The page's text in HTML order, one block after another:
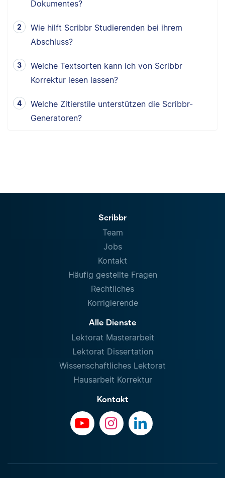
Dokumentes?
Wie hilft Scribbr Studierenden bei ihrem
Abschluss?
Welche Textsorten kann ich von Scribbr
Korrektur lesen lassen?
Welche Zitierstile unterstützen die Scribbr-
Generatoren?
Scribbr
Team
Jobs
Kontakt
Häufig gestellte Fragen
Rechtliches
Korrigierende
Alle Dienste
Lektorat Masterarbeit
Lektorat Dissertation
Wissenschaftliches Lektorat
Hausarbeit Korrektur
Kontakt